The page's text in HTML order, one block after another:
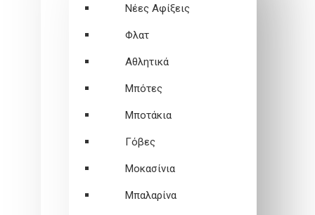
Νέες Αφίξεις
Φλατ
Αθλητικά
Μπότες
Μποτάκια
Γόβες
Μοκασίνια
Μπαλαρίνα